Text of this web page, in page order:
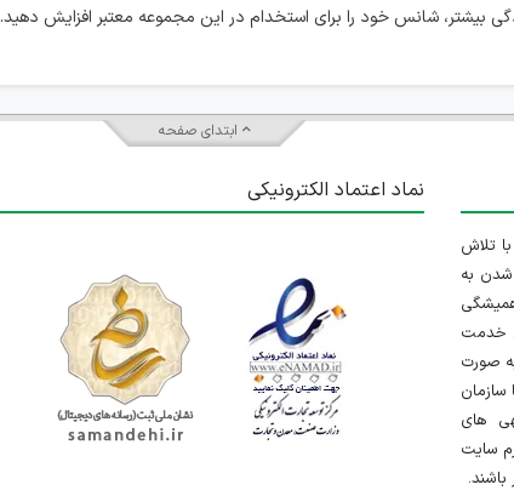
بیشتر، شانس خود را برای استخدام در این مجموعه معتبر افزایش دهید.
ابتدای صفحه
شد و با تلاش
شدن به
خدمت
صورت
های
سایت
نماد اعتماد الکترونیکی